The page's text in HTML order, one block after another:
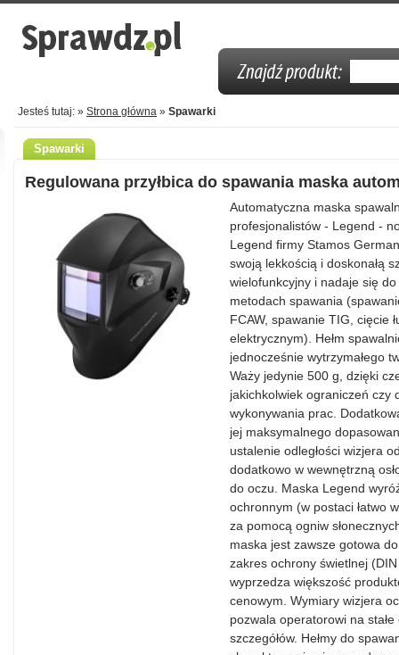
Jesteś tutaj: » Strona główna » Spawarki
Spawarki
Regulowana przyłbica do spawania maska
Automatyczna maska
profesjonalistów - Legend -
Legend firmy Stamos
swoją lekkością i doskonałą
wielofunkcyjny i nadaje się
metodach spawania
FCAW, spawanie TIG, cięcie
elektrycznym). Hełm
jednocześnie wytrzymałego
Waży jedynie 500 g, dzięki
jakichkolwiek ograniczeń czy
wykonywania prac.
jej maksymalnego
ustalenie odległości wizjera
dodatkowo w wewnętrzną
do oczu. Maska Legend
ochronnym (w postaci łatwo
za pomocą ogniw
maska jest zawsze gotowa
zakres ochrony świetlnej
wyprzedza większość
cenowym. Wymiary wizjera
pozwala operatorowi na
szczegółów. Hełmy do